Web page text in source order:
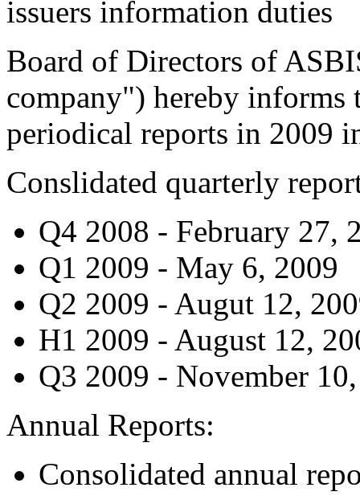
issuers information duties
Board of Directors of
company") hereby
periodical reports in 2009
Conslidated quarterly
Q4 2008 - February 27,
Q1 2009 - May 6, 2009
Q2 2009 - Augut 12,
H1 2009 - August 12,
Q3 2009 - November
Annual Reports:
Consolidated annual